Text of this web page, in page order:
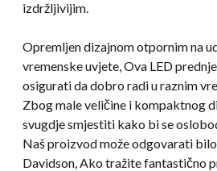
izdržljivijim.
Opremljen dizajnom otpornim na
vremenske uvjete, Ova LED
osigurati da dobro radi u raznim
Zbog male veličine i kompaktnog
svugdje smjestiti kako bi se
Naš proizvod može odgovarati
Davidson, Ako tražite fantastično